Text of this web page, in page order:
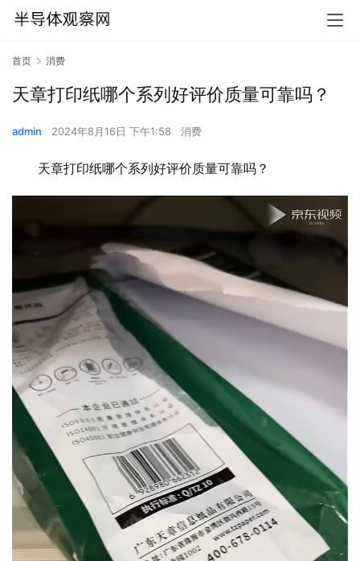
首页 消费
天章打印纸哪个系列好评价质量可靠吗？
admin 2024年8月16日 下午1:58 消费
天章打印纸哪个系列好评价质量可靠吗？